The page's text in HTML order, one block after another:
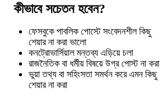
কীভাবে সচেতন হবেন?
ফেসবুকে পাবলিক পোস্টে সংবেদনশীল কিছু
শেয়ার না করা ভালো
কনট্রোভার্সিয়াল মন্তব্য এড়িয়ে চলা
রাজনৈতিক বা ধর্মীয় বিষয়ে উগ্র পোস্ট না করা
ভুয়া তথ্য বা সহিংসতা সমর্থন করে এমন কিছু
শেয়ার না করা